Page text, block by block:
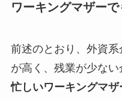
ワーキングマザー
前述のとおり、外資
が高く、残業が少ない
忙しいワーキングマ